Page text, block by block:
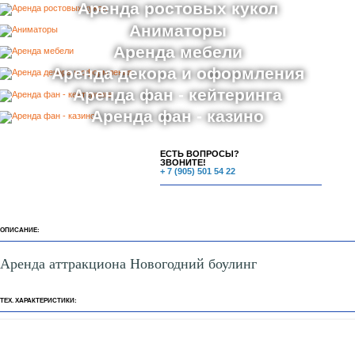
ФотоЗоны
Веселые старты
Мастер классы
Бьюти бар
Аренда аттракционов
Аренда ростовых кукол
Аренда мебели
Аренда декора и оформления
ЕСТЬ ВОПРОСЫ?
ЗВОНИТЕ!